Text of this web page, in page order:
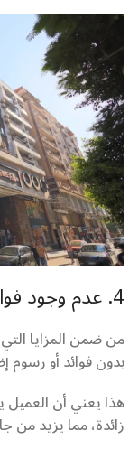
4. عدم وجود فوائد على الأقساط
من ضمن المزايا
بدون فوائد أو
هذا يعني أن العميل
زائدة، مما يزيد من